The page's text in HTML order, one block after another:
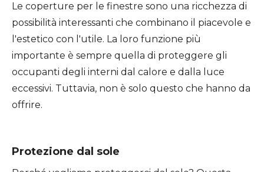
Le coperture per le finestre sono una ricchezza di
possibilità interessanti che combinano il piacevole e
l'estetico con l'utile. La loro funzione più
importante è sempre quella di proteggere gli
occupanti degli interni dal calore e dalla luce
eccessivi. Tuttavia, non è solo questo che hanno da
offrire.
Protezione dal sole